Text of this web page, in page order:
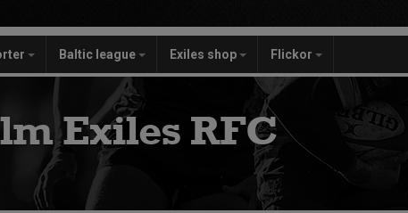
Baltic league Exiles shop Flickor
Exiles RFC